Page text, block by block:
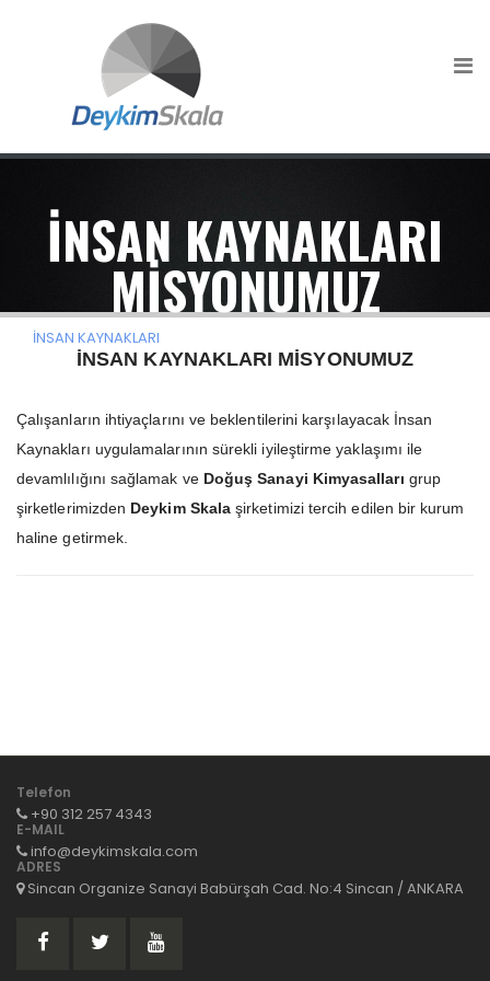
İNSAN KAYNAKLARI
MİSYONUMUZ
İNSAN KAYNAKLARI
İNSAN KAYNAKLARI MİSYONUMUZ
Çalışanların ihtiyaçlarını ve beklentilerini karşılayacak İnsan
Kaynakları uygulamalarının sürekli iyileştirme yaklaşımı ile
devamlılığını sağlamak ve Doğuş Sanayi Kimyasalları grup
şirketlerimizden Deykim Skala şirketimizi tercih edilen bir kurum
haline getirmek.
Telefon
+90 312 257 4343
E-MAIL
info@deykimskala.com
ADRES
Sincan Organize Sanayi Babürşah Cad. No:4 Sincan / ANKARA